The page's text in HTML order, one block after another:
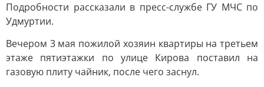
Подробности рассказали в пресс-службе ГУ МЧС по
Удмуртии.
Вечером 3 мая пожилой хозяин квартиры на третьем
этаже пятиэтажки по улице Кирова поставил на
газовую плиту чайник, после чего заснул.